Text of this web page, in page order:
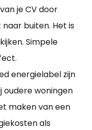
je CV door
buiten. Het is
Simpele
energielabel zijn
oudere woningen
maken van een
als